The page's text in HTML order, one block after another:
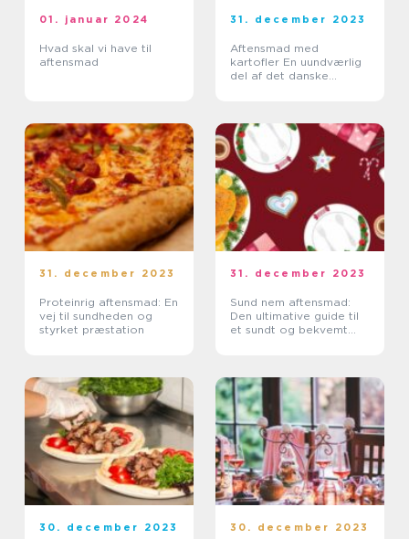
01. januar 2024
Hvad skal vi have til
aftensmad
31. december 2023
Aftensmad med
kartofler En uundværlig
del af det danske
31. december 2023
Proteinrig aftensmad: En
vej til sundheden og
styrket præstation
31. december 2023
Sund nem aftensmad:
Den ultimative guide til
et sundt og bekvemt
30. december 2023 30. december 2023